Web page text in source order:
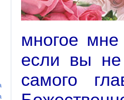
многое
если вы
самого